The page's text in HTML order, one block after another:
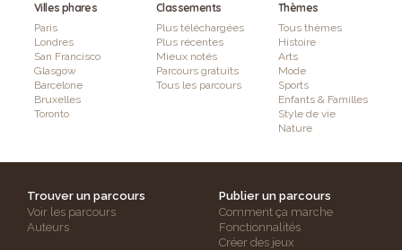
Villes phares
Paris
Londres
San Francisco
Glasgow
Barcelone
Bruxelles
Toronto
Classements
Plus téléchargées
Plus récentes
Mieux notés
Parcours gratuits
Tous les parcours
Thèmes
Tous thèmes
Histoire
Arts
Mode
Sports
Enfants & Familles
Style de vie
Nature
Trouver un parcours
Voir les parcours
Auteurs
Publier un parcours
Comment ça marche
Fonctionnalités
Créer des jeux